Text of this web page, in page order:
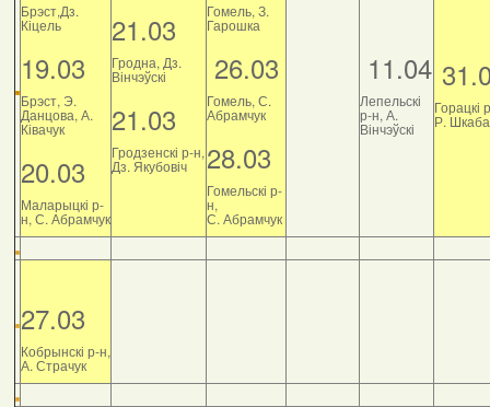
Брэст,Дз.
Кіцель
19.03
Брэст, Э.
Данцова, А.
Ківачук
20.03
Маларыцкі р-
н, С. Абрамчук
21.03
Гродна, Дз.
Вінчэўскі
21.03
Гродзенскі р-н,
Дз. Якубовіч
Гомель, З.
Гарошка
26.03
Гомель, С.
Абрамчук
28.03
Гомельскі р-
н,
С. Абрамчук
11.04
Лепельскі
р-н, А.
Вінчэўскі
Горацкі
Р.
27.03
Кобрынскі р-н,
А. Страчук